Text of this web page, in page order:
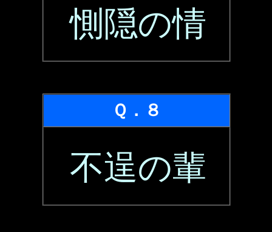
惻隠の情
Ｑ．８
不逞の輩